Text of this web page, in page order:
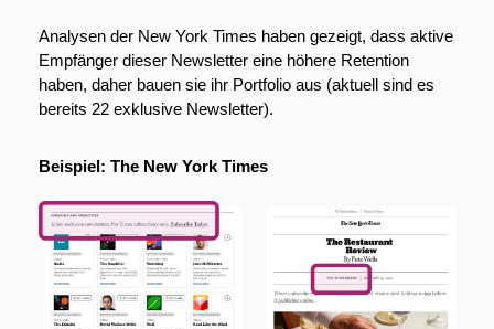
Analysen der New York Times haben gezeigt, dass aktive
Empfänger dieser Newsletter eine höhere Retention
haben, daher bauen sie ihr Portfolio aus (aktuell sind es
bereits 22 exklusive Newsletter).
Beispiel: The New York Times